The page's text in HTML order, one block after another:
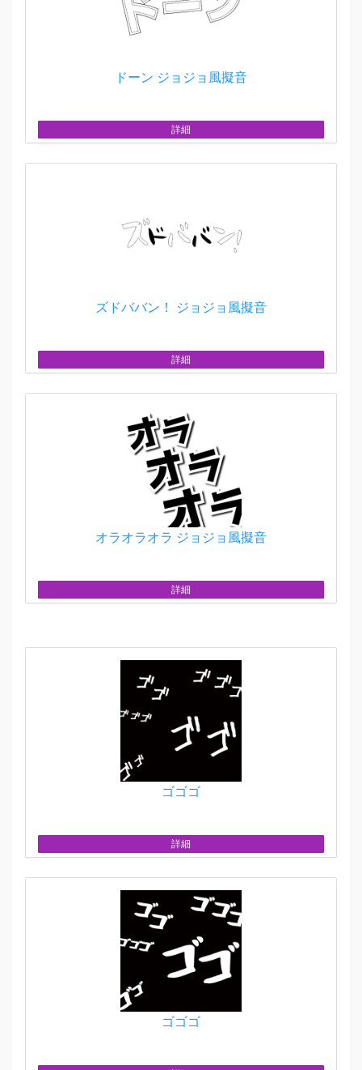
ドーン ジョジョ風擬音
詳細
ズドババン！ ジョジョ風擬音
詳細
オラオラオラ ジョジョ風擬音
詳細
ゴゴゴ
詳細
ゴゴゴ